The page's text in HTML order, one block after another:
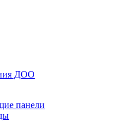
ДОО
панели